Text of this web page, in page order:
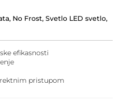
No Frost, Svetlo LED svetlo,
efikasnosti
pristupom